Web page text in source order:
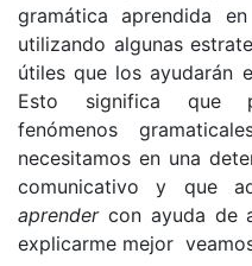
gramática aprendida
utilizando algunas
útiles que los ayudarán
Esto significa que
fenómenos
necesitamos en una
comunicativo y que
aprendercon ayuda de
explicarme mejor